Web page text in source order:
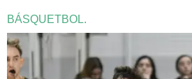
BÁSQUETBOL.